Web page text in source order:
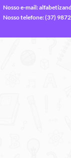
Nosso e-mail:
Nosso telefone: (37)